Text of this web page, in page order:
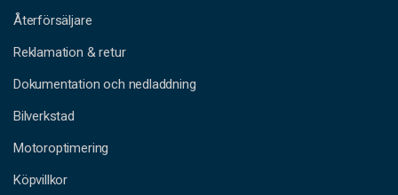
Återförsäljare
Reklamation & retur
Dokumentation och nedladdning
Bilverkstad
Motoroptimering
Köpvillkor